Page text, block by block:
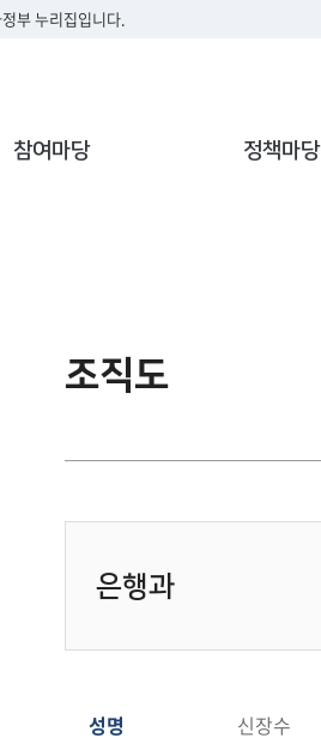
부 누리집입니다.
참여마당 정책마당
조직도
은행과
성명
신장수